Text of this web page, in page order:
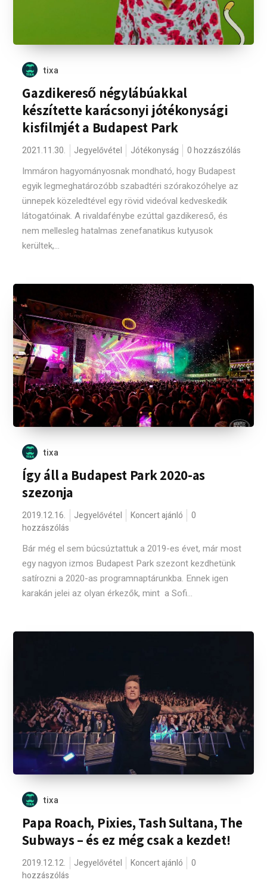
tixa
Gazdikereső négylábúakkal
készítette karácsonyi jótékonysági
kisfilmjét a Budapest Park
2021.11.30. Jegyelővétel Jótékonyság 0 hozzászólás
Immáron hagyományosnak mondható, hogy Budapest
egyik legmeghatározóbb szabadtéri szórakozóhelye az
ünnepek közeledtével egy rövid videóval kedveskedik
látogatóinak. A rivaldafénybe ezúttal gazdikereső, és
nem mellesleg hatalmas zenefanatikus kutyusok
kerültek,...
tixa
Így áll a Budapest Park 2020-as
szezonja
2019.12.16. Jegyelővétel Koncert ajánló
0
hozzászólás
Bár még el sem búcsúztattuk a 2019-es évet, már most
egy nagyon izmos Budapest Park szezont kezdhetünk
satírozni a 2020-as programnaptárunkba. Ennek igen
karakán jelei az olyan érkezők, mint a Sofi...
tixa
Papa Roach, Pixies, Tash Sultana, The
Subways – és ez még csak a kezdet!
2019.12.12. Jegyelővétel Koncert ajánló
0
hozzászólás